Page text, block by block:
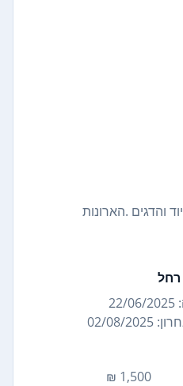
והדגים .הארונות
רחל
2025
1,500 ₪